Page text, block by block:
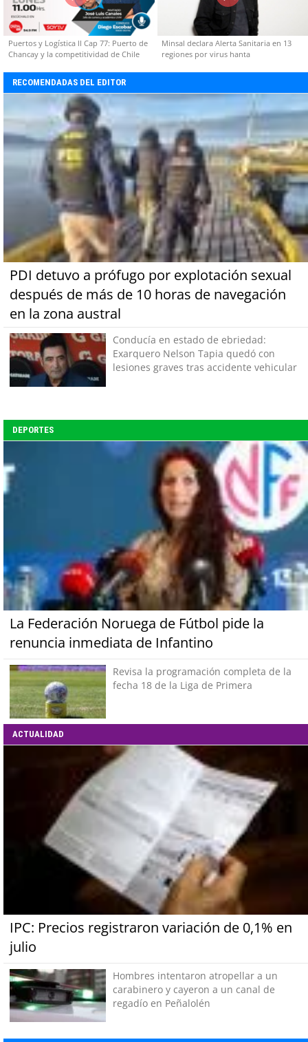
Puertos y Logística II Cap 77: Puerto de
Chancay y la competitividad de Chile
Minsal declara Alerta Sanitaria en 13
regiones por virus hanta
RECOMENDADAS DEL EDITOR
PDI detuvo a prófugo por explotación sexual
después de más de 10 horas de navegación
en la zona austral
Conducía en estado de ebriedad:
Exarquero Nelson Tapia quedó con
lesiones graves tras accidente vehicular
DEPORTES
La Federación Noruega de Fútbol pide la
renuncia inmediata de Infantino
Revisa la programación completa de la
fecha 18 de la Liga de Primera
ACTUALIDAD
IPC: Precios registraron variación de 0,1% en
julio
Hombres intentaron atropellar a un
carabinero y cayeron a un canal de
regadío en Peñalolén